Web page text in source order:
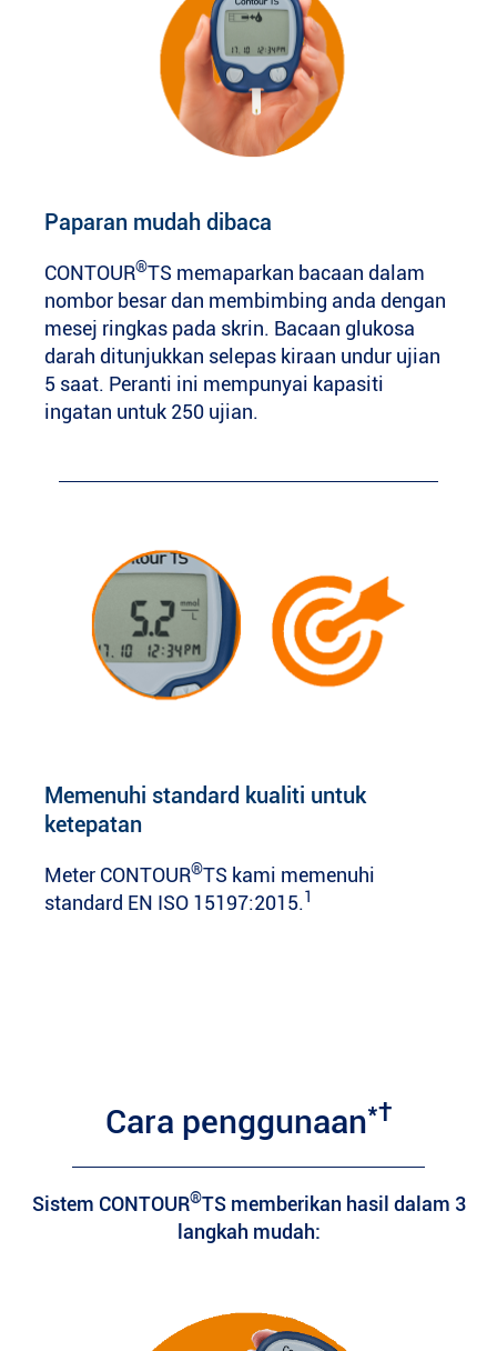
Paparan mudah dibaca
CONTOUR®TS memaparkan bacaan dalam
nombor besar dan membimbing anda dengan
mesej ringkas pada skrin. Bacaan glukosa
darah ditunjukkan selepas kiraan undur ujian
5 saat. Peranti ini mempunyai kapasiti
ingatan untuk 250 ujian.
Memenuhi standard kualiti untuk
ketepatan
Meter CONTOUR®TS kami memenuhi
standard EN ISO 15197:2015.1
Cara penggunaan*†
Sistem CONTOUR®TS memberikan hasil dalam 3
langkah mudah: